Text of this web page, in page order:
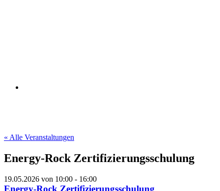
« Alle Veranstaltungen
Energy-Rock Zertifizierungsschulung
19.05.2026 von 10:00 - 16:00
Energy-Rock Zertifizierungsschulung